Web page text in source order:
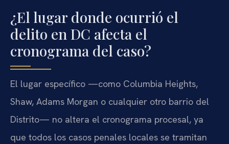
¿El lugar donde ocurrió el
delito en DC afecta el
cronograma del caso?
El lugar específico —como Columbia Heights,
Shaw, Adams Morgan o cualquier otro barrio del
Distrito— no altera el cronograma procesal, ya
que todos los casos penales locales se tramitan